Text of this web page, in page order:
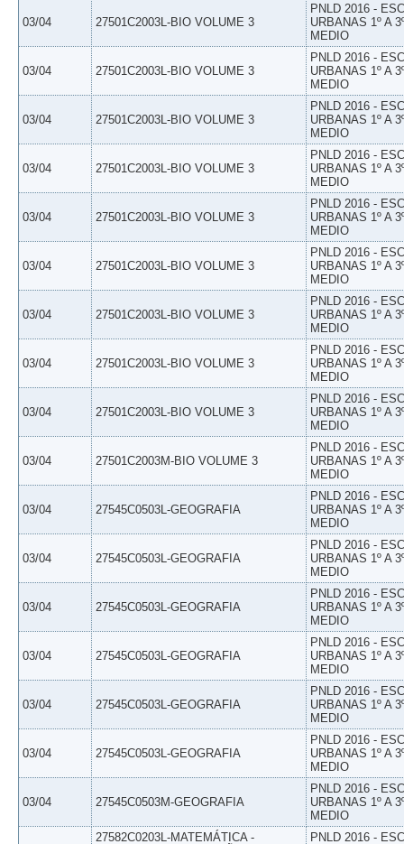
03/04 27501C2003L-BIO VOLUME 3
PNLD 2016 -
URBANAS 1º A
MEDIO
03/04 27501C2003L-BIO VOLUME 3
PNLD 2016 -
URBANAS 1º A
MEDIO
03/04 27501C2003L-BIO VOLUME 3
PNLD 2016 -
URBANAS 1º A
MEDIO
03/04 27501C2003L-BIO VOLUME 3
PNLD 2016 -
URBANAS 1º A
MEDIO
03/04 27501C2003L-BIO VOLUME 3
PNLD 2016 -
URBANAS 1º A
MEDIO
03/04 27501C2003L-BIO VOLUME 3
PNLD 2016 -
URBANAS 1º A
MEDIO
03/04 27501C2003L-BIO VOLUME 3
PNLD 2016 -
URBANAS 1º A
MEDIO
03/04 27501C2003L-BIO VOLUME 3
PNLD 2016 -
URBANAS 1º A
MEDIO
03/04 27501C2003L-BIO VOLUME 3
PNLD 2016 -
URBANAS 1º A
MEDIO
03/04 27501C2003M-BIO VOLUME 3
PNLD 2016 -
URBANAS 1º A
MEDIO
03/04 27545C0503L-GEOGRAFIA
PNLD 2016 -
URBANAS 1º A
MEDIO
03/04 27545C0503L-GEOGRAFIA
PNLD 2016 -
URBANAS 1º A
MEDIO
03/04 27545C0503L-GEOGRAFIA
PNLD 2016 -
URBANAS 1º A
MEDIO
03/04 27545C0503L-GEOGRAFIA
PNLD 2016 -
URBANAS 1º A
MEDIO
03/04 27545C0503L-GEOGRAFIA
PNLD 2016 -
URBANAS 1º A
MEDIO
03/04 27545C0503L-GEOGRAFIA
PNLD 2016 -
URBANAS 1º A
MEDIO
03/04 27545C0503M-GEOGRAFIA
PNLD 2016 -
URBANAS 1º A
MEDIO
27582C0203L-MATEMÁTICA -
PNLD 2016 -